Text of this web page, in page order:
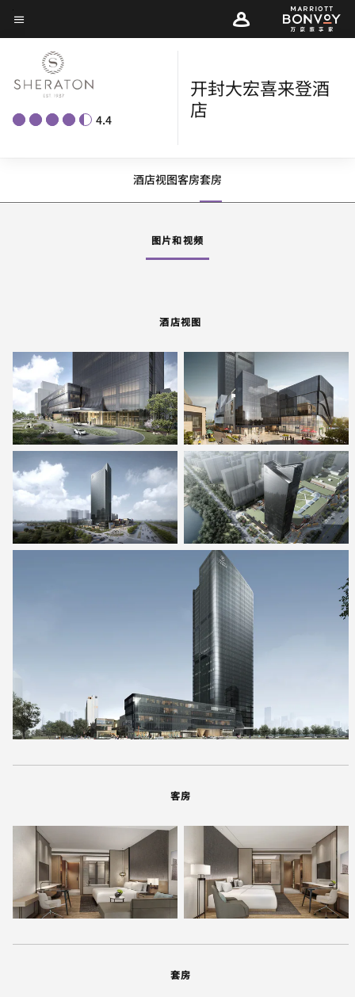
Skip
to
main
content
菜单文本
4.4
开封大宏喜来登酒
店
酒店视图客房套房
图片和视频
酒店视图
客房
套房